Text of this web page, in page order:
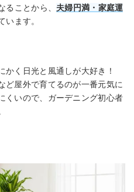
ることから、 夫婦円満・家庭運
います。
かく日光と風通しが大好き！
ど屋外で育てるのが一番元気に
くいので、ガーデニング初心者